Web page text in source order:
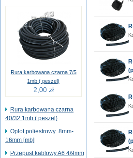
Rura karbowana czarna 7/5
1mb ( peszel)
2,00 zł
Rura karbowana czarna
40/32 1mb ( peszel)
Oplot poliestrowy .8mm-
16mm [mb]
Przepust kablowy A6 4/9mm